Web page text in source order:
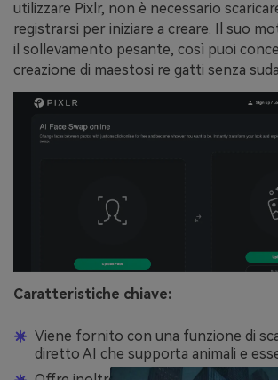
utilizzare Pixlr, non è necessario
registrarsi per iniziare a creare. Il suo
il sollevamento pesante, così puoi
creazione di maestosi re gatti senza
Caratteristiche chiave:
Viene fornito con una funzione di
diretto AI che supporta animali e